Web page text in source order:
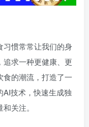
惯常常让我们的身
求一种更健康、更
的潮流，打造了一
技术，快速生成独
关注。